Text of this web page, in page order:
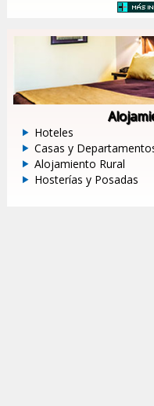
Hoteles
Casas y
Alojamiento Rural
Hosterías y Posadas